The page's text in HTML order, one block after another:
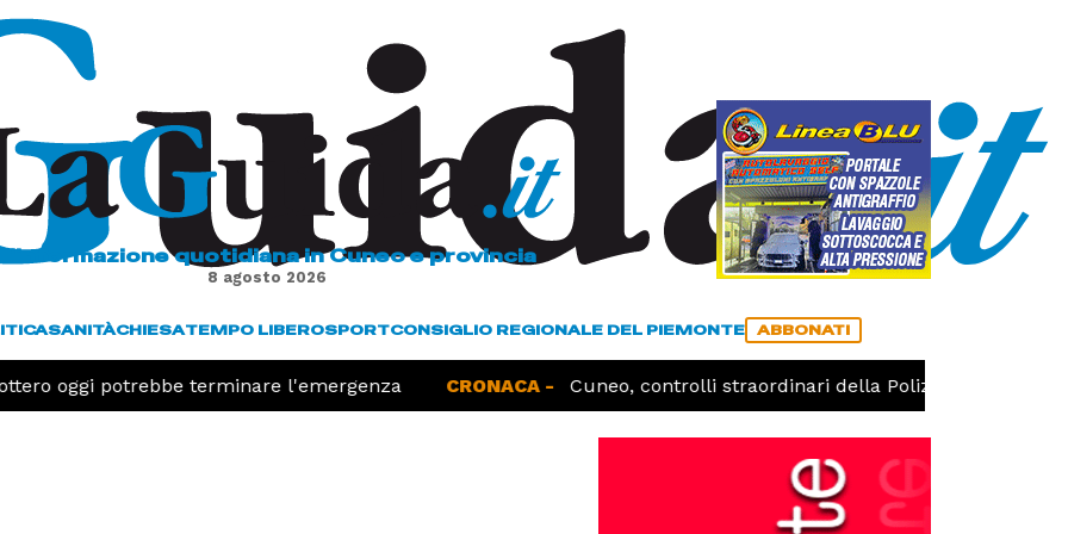
L'informazione quotidiana in Cuneo e provincia
8 agosto 2026
SANITÀCHIESATEMPO LIBEROSPORTCONSIGLIO REGIONALE DEL PIEMONTE ABBONATI
oggi potrebbe terminare l'emergenza CRONACA - Cuneo, controlli straordinari della Polizia: 187 persone